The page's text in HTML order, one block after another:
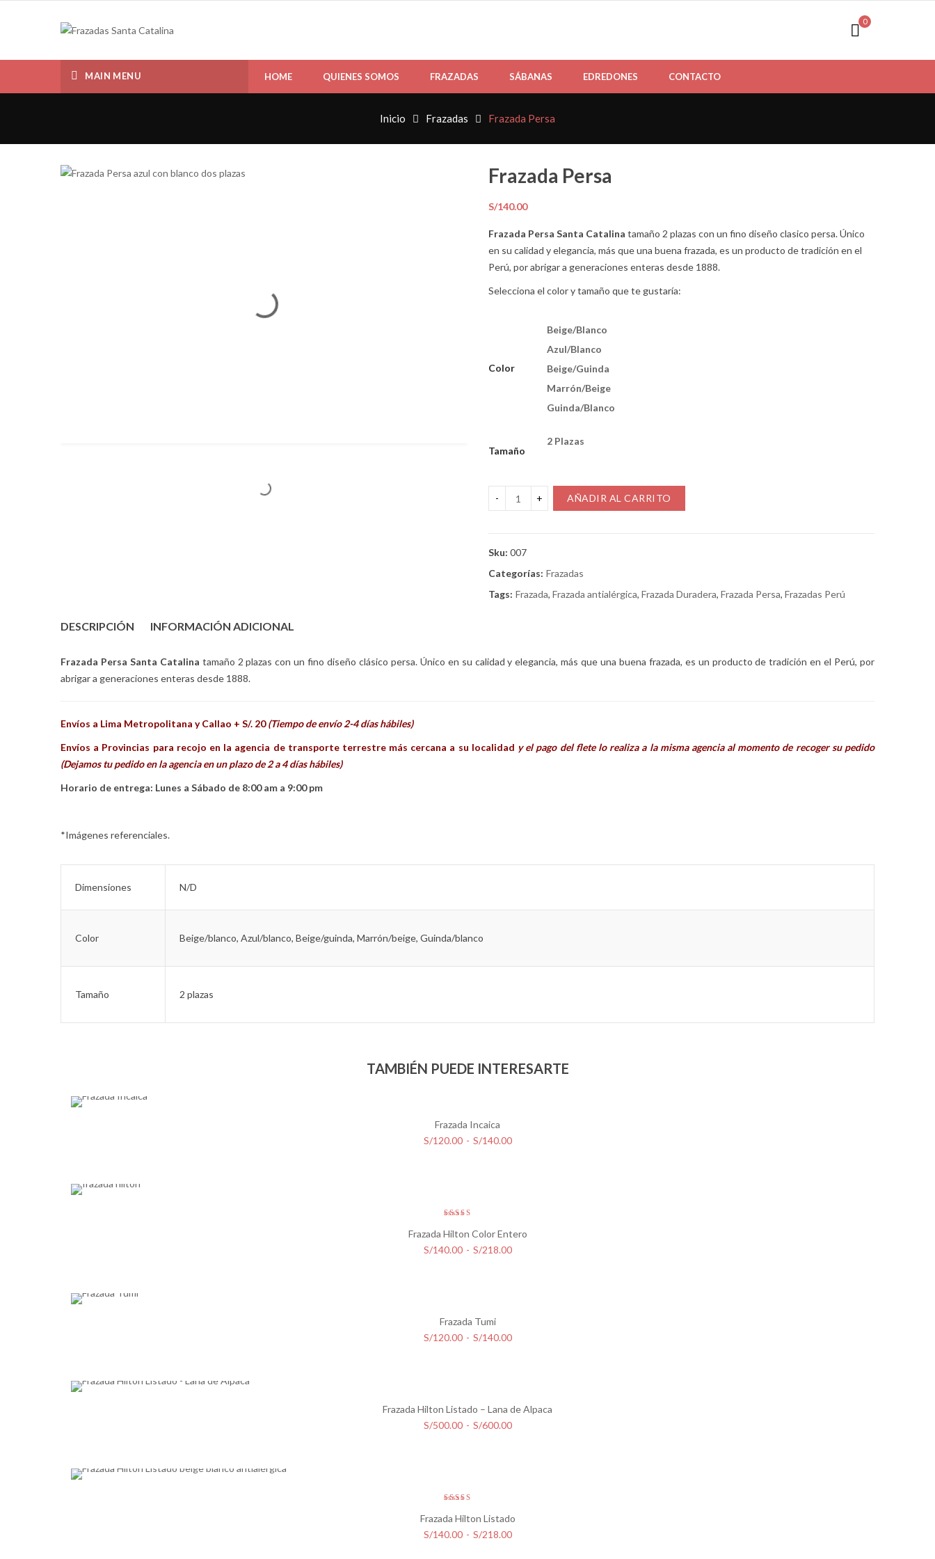
0
MAIN MENU HOME QUIENES SOMOS FRAZADAS SÁBANAS EDREDONES CONTACTO
Inicio Frazadas Frazada Persa
Frazada Persa
S/140.00
Frazada Persa Santa Catalina tamaño 2 plazas con un fino diseño clasico persa. Único
en su calidad y elegancia, más que una buena frazada, es un producto de tradición en el
Perú, por abrigar a generaciones enteras desde 1888.
Selecciona el color y tamaño que te gustaría:
Color
Beige/blanco
Azul/blanco
Beige/guinda
Marrón/beige
Guinda/blanco
Tamaño
2 Plazas
AÑADIR AL CARRITO
Sku: 007
Categorías: Frazadas
Tags: Frazada, Frazada antialérgica, Frazada Duradera, Frazada Persa, Frazadas Perú
DESCRIPCIÓN INFORMACIÓN ADICIONAL
Frazada Persa Santa Catalina tamaño 2 plazas con un fino diseño clásico persa. Único en su calidad y elegancia, más que una buena frazada, es un producto de tradición en el Perú, por
abrigar a generaciones enteras desde 1888.
Envíos a Lima Metropolitana y Callao + S/. 20(Tiempo de envío 2-4 días hábiles)
Envíos a Provincias para recojo en la agencia de transporte terrestre más cercana a su localidad y el pago del flete lo realiza a la misma agencia al momento de recoger su pedido
(Dejamos tu pedido en la agencia en un plazo de 2 a 4 días hábiles)
Horario de entrega: Lunes a Sábado de 8:00 am a 9:00 pm
*Imágenes referenciales.
Dimensiones N/D
Color Beige/blanco, Azul/blanco, Beige/guinda, Marrón/beige, Guinda/blanco
Tamaño 2 plazas
TAMBIÉN PUEDE INTERESARTE
Frazada Incaica
S/120.00 - S/140.00
S/140.00
con
4.00 de
5
Frazada Hilton Color Entero
S/140.00 - S/218.00
Frazada Tumi
S/120.00 - S/140.00
S/120.00
Frazada Hilton Listado – Lana de Alpaca
S/500.00 - S/600.00
S/600.00
con4.33
de 5
Frazada Hilton Listado
S/140.00 - S/218.00